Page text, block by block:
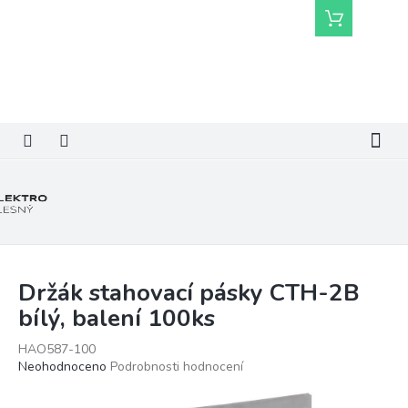
Nákupní
košík
Držák stahovací pásky CTH-2B
bílý, balení 100ks
HAO587-100
Průměrné
Neohodnoceno Podrobnosti hodnocení